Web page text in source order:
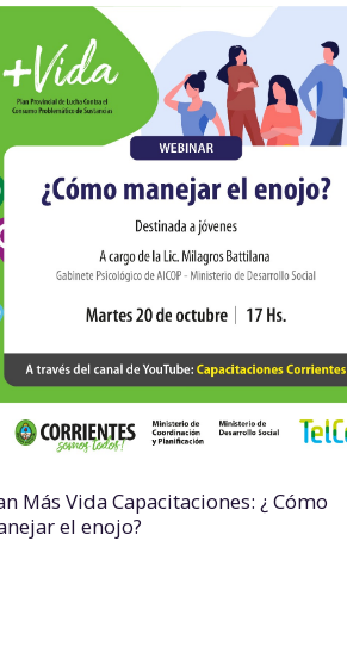
Más Vida Capacitaciones: ¿ Cómo
el enojo?